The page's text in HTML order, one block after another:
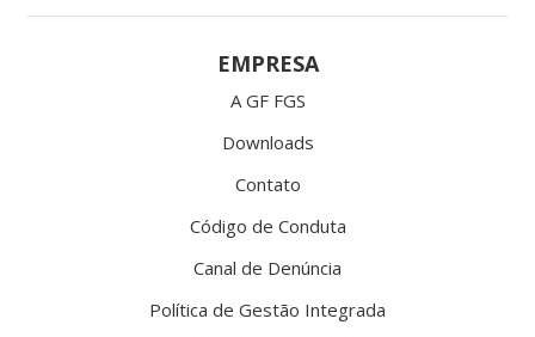
EMPRESA
A GF FGS
Downloads
Contato
Código de Conduta
Canal de Denúncia
Política de Gestão Integrada